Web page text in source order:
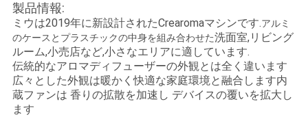
理
私
達
製品情報:
ミウは2019年に新設計されたCrearomaマシンです.アルミ
のケースとプラスチックの中身を組み合わせた洗面室,リビング
ルーム,小売店など,小さなエリアに適しています.
伝統的なアロマディフューザーの外観とは全く違います
広々とした外観は暖かく快適な家庭環境と融合します内
蔵ファンは 香りの拡散を加速し デバイスの覆いを拡大し
ます